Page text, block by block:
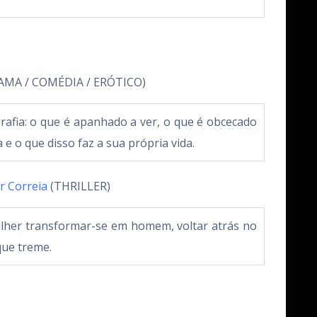
/ COMÉDIA / ERÓTICO)
o que é apanhado a ver, o que é obcecado
o que disso faz a sua própria vida.
Correia (THRILLER)
transformar-se em homem, voltar atrás no
treme.